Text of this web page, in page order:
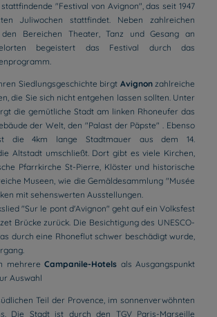
"Festival von Avignon", das seit 1947
Juliwochen stattfindet. Neben zahlreichen
Bereichen Theater, Tanz und Gesang an
begeistert das Festival durch das
Siedlungsgeschichte birgt Avignonzahlreiche
die Sie sich nicht entgehen lassen sollten. Unter
die gemütliche Stadt am linken Rhoneufer das
der Welt, den "Palast der Päpste" . Ebenso
die 4km lange Stadtmauer aus dem 14.
Altstadt umschließt. Dort gibt es viele Kirchen,
Pfarrkirche St-Pierre, Klöster und historische
Museen, wie die Gemäldesammlung "Musée
mit sehenswerten Ausstellungen.
"Sur le pont d'Avignon" geht auf ein Volksfest
Brücke zurück. Die Besichtigung des UNESCO-
durch eine Rhoneflut schwer beschädigt wurde,
mehrere Campanile-Hotels als Ausgangspunkt
Auswahl
Teil der Provence, im sonnenverwöhnten
Die Stadt ist durch den TGV Paris-Marseille